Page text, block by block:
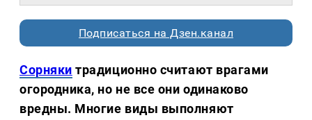
Подписаться на Дзен.канал
Сорняки традиционно считают врагами
огородника, но не все они одинаково
вредны. Многие виды выполняют